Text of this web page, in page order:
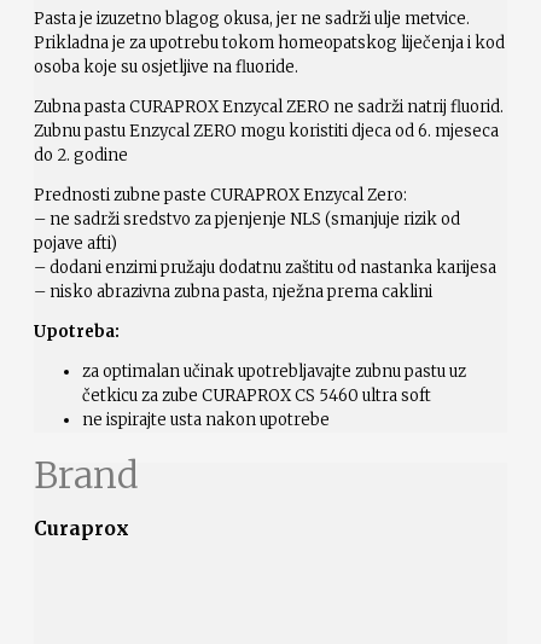
Pasta je izuzetno blagog okusa, jer ne sadrži ulje metvice.
Prikladna je za upotrebu tokom homeopatskog liječenja i kod
osoba koje su osjetljive na fluoride.
Zubna pasta CURAPROX Enzycal ZERO ne sadrži natrij fluorid.
Zubnu pastu Enzycal ZERO mogu koristiti djeca od 6. mjeseca
do 2. godine
Prednosti zubne paste CURAPROX Enzycal Zero:
– ne sadrži sredstvo za pjenjenje NLS (smanjuje rizik od
pojave afti)
– dodani enzimi pružaju dodatnu zaštitu od nastanka karijesa
– nisko abrazivna zubna pasta, nježna prema caklini
Upotreba:
za optimalan učinak upotrebljavajte zubnu pastu uz
četkicu za zube CURAPROX CS 5460 ultra soft
ne ispirajte usta nakon upotrebe
Brand
Curaprox